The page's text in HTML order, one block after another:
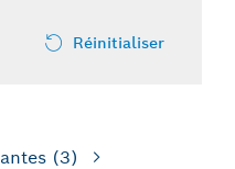
Réinitialiser
(3)